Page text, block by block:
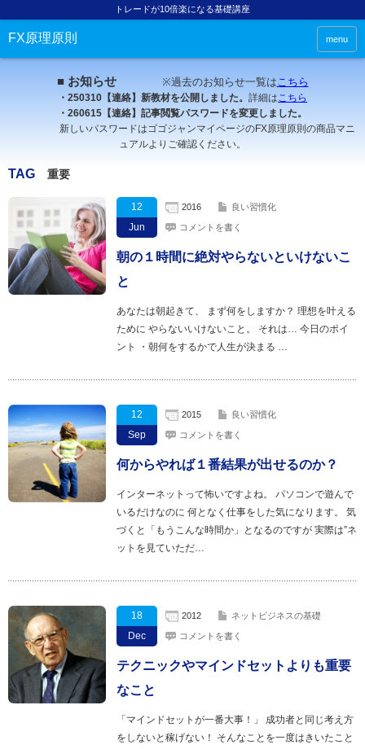
トレードが10倍楽になる基礎講座
FX原理原則 menu
■ お知らせ ※過去のお知らせ一覧はこちら
・250310【連絡】新教材を公開しました。 詳細はこちら
・260615【連絡】記事閲覧パスワードを変更しました。
新しいパスワードはゴゴジャンマイページのFX原理原則の商品マニ
ュアルよりご確認ください。
TAG 重要
12
Jun
2016 良い習慣化
コメントを書く
朝の１時間に絶対やらないといけないこ
と
あなたは朝起きて、 まず何をしますか？ 理想を叶える
ために やらないいけないこと。 それは… 今日のポイ
ント ・朝何をするかで人生が決まる …
12
Sep
2015 良い習慣化
コメントを書く
何からやれば１番結果が出せるのか？
インターネットって怖いですよね。 パソコンで遊んで
いるだけなのに 何となく仕事をした気になります。 気
づくと「もうこんな時間か」となるのですが 実際は”ネ
ットを見ていただ…
18
Dec
2012 ネットビジネスの基礎
コメントを書く
テクニックやマインドセットよりも重要
なこと
「マインドセットが一番大事！」 成功者と同じ考え方
をしないと稼げない！ そんなことを一度はきいたこと